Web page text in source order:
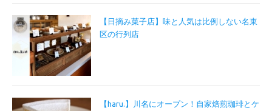
【日摘み菓子店】味と人気は比例しない名東
区の行列店
【haru.】川名にオープン！自家焙煎珈琲とケ